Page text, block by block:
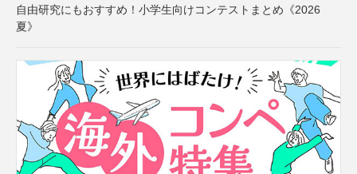
自由研究にもおすすめ！小学生向けコンテストまとめ《2026
夏》